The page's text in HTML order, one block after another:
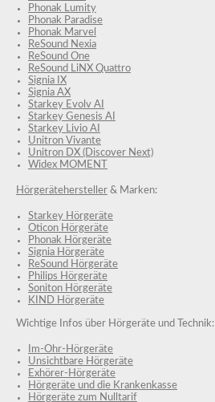
Phonak Lumity
Phonak Paradise
Phonak Marvel
ReSound Nexia
ReSound One
ReSound LiNX Quattro
Signia IX
Signia AX
Starkey Evolv AI
Starkey Genesis AI
Starkey Livio AI
Unitron Vivante
Unitron DX (Discover Next)
Widex MOMENT
Hörgerätehersteller & Marken:
Starkey Hörgeräte
Oticon Hörgeräte
Phonak Hörgeräte
Signia Hörgeräte
ReSound Hörgeräte
Philips Hörgeräte
Soniton Hörgeräte
KIND Hörgeräte
Wichtige Infos über Hörgeräte und Technik:
Im-Ohr-Hörgeräte
Unsichtbare Hörgeräte
Exhörer-Hörgeräte
Hörgeräte und die Krankenkasse
Hörgeräte zum Nulltarif